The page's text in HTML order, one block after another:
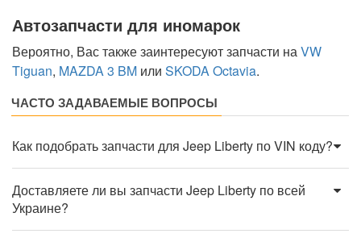
Автозапчасти для иномарок
Вероятно, Вас также заинтересуют запчасти наVW
Tiguan, MAZDA 3 BM или SKODA Octavia.
ЧАСТО ЗАДАВАЕМЫЕ ВОПРОСЫ
Как подобрать запчасти для Jeep Liberty по VIN коду?
Доставляете ли вы запчасти Jeep Liberty по всей
Украине?